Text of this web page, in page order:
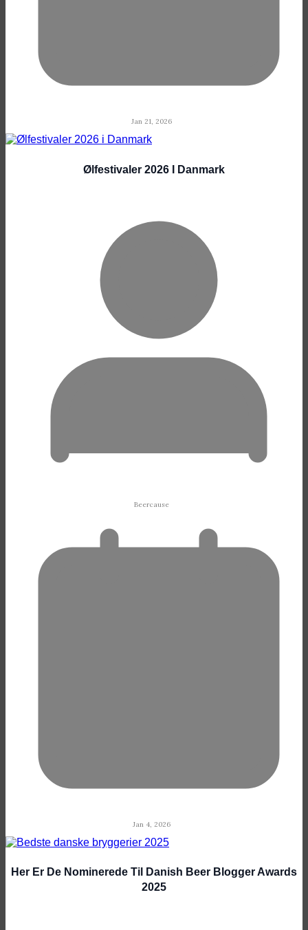
Jan 21, 2026
Ølfestivaler 2026 I Danmark
Beercause
Jan 4, 2026
Her Er De Nominerede Til Danish Beer Blogger Awards
2025